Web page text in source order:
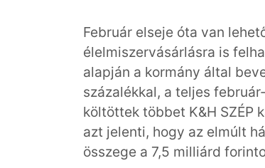
Február elseje óta van
élelmiszervásárlásra is
alapján a kormány által
százalékkal, a teljes
költöttek többet K&H SZÉP
azt jelenti, hogy az elmúlt
összege a 7,5 milliárd